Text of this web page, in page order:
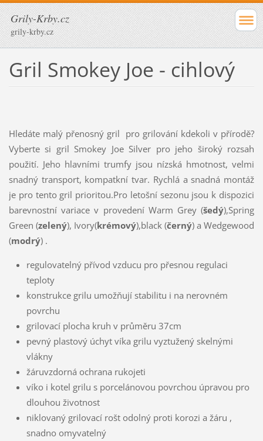
Grily-Krby.cz
grily-krby.cz
Gril Smokey Joe - cihlový
Hledáte malý přenosný gril pro grilování kdekoli v přírodě?
Vyberte si gril Smokey Joe Silver pro jeho široký rozsah
použití. Jeho hlavními trumfy jsou nízská hmotnost, velmi
snadný transport, kompatkní tvar. Rychlá a snadná montáž
je pro tento gril prioritou.Pro letošní sezonu jsou k dispozici
barevnostní variace v provedení Warm Grey (šedý),Spring
Green (zelený), Ivory(krémový),black (černý) a Wedgewood
(modrý) .
regulovatelný přívod vzducu pro přesnou regulaci
teploty
konstrukce grilu umožňují stabilitu i na nerovném
povrchu
grilovací plocha kruh v průměru 37cm
pevný plastový úchyt víka grilu vyztužený skelnými
vlákny
žáruvzdorná ochrana rukojeti
víko i kotel grilu s porcelánovou povrchou úpravou pro
dlouhou životnost
niklovaný grilovací rošt odolný proti korozi a žáru ,
snadno omyvatelný